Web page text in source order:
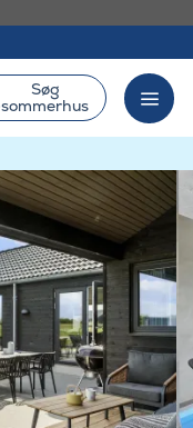
Søg
sommerhus